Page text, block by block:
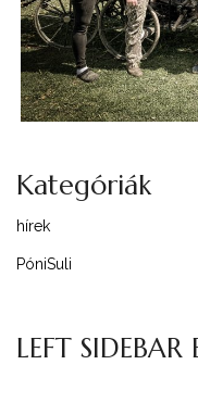
Kategóriák
hírek
PóniSuli
LEFT